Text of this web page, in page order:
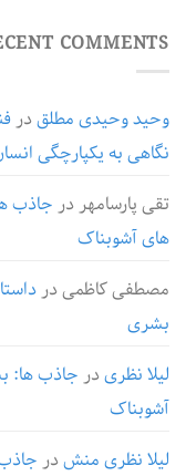
COMMENTS
وحید وحیدی مطلقدر
نگاهی به یکپارچگی انسان و فناوری
تقی پارسامهردرجاذب
های آشوبناک
مصطفی کاظمیدر
بشری
لیلا نظریدرجاذب ها:
آشوبناک
لیلا نظری منشدر